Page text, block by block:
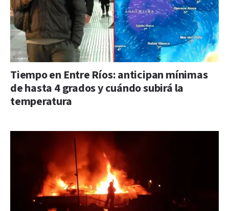
Tiempo en Entre Ríos: anticipan mínimas
de hasta 4 grados y cuándo subirá la
temperatura